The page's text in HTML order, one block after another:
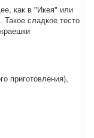
как в "Икея" или
Такое сладкое тесто
приготовления),